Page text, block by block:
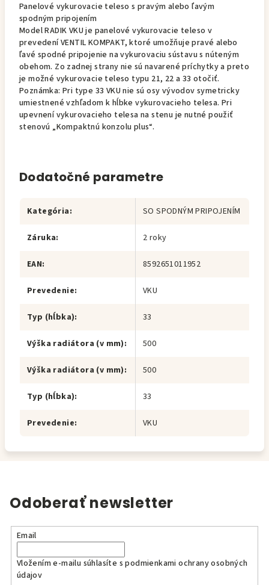
Panelové vykurovacie teleso s pravým alebo ľavým
spodným pripojením
Model RADIK VKU je panelové vykurovacie teleso v
prevedení VENTIL KOMPAKT, ktoré umožňuje pravé alebo
ľavé spodné pripojenie na vykurovaciu sústavu s núteným
obehom. Zo zadnej strany nie sú navarené príchytky a preto
je možné vykurovacie teleso typu 21, 22 a 33 otočiť.
Poznámka: Pri type 33 VKU nie sú osy vývodov symetricky
umiestnené vzhľadom k hĺbke vykurovacieho telesa. Pri
upevnení vykurovacieho telesa na stenu je nutné použiť
stenovú „Kompaktnú konzolu plus“.
Dodatočné parametre
Kategória: SO SPODNÝM PRIPOJENÍM
Záruka: 2 roky
EAN: 8592651011952
Prevedenie: VKU
Typ (hĺbka): 33
Výška radiátora (v mm): 500
Výška radiátora (v mm): 500
Typ (hĺbka): 33
Prevedenie: VKU
Odoberať newsletter
Email
Vložením e-mailu súhlasíte spodmienkami ochrany osobných
údajov